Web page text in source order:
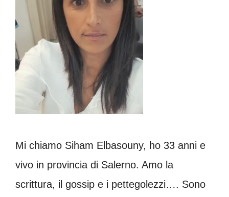
Mi chiamo Siham Elbasouny, ho 33 anni e
vivo in provincia di Salerno. Amo la
scrittura, il gossip e i pettegolezzi…. Sono